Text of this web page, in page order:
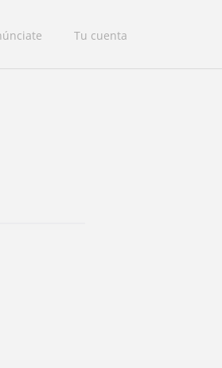
Tu cuenta